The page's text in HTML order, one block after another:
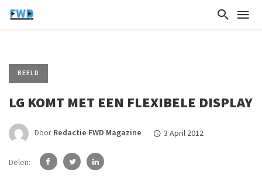
BEELD
LG KOMT MET EEN FLEXIBELE DISPLAY
Door Redactie FWD Magazine 3 April 2012
Delen: